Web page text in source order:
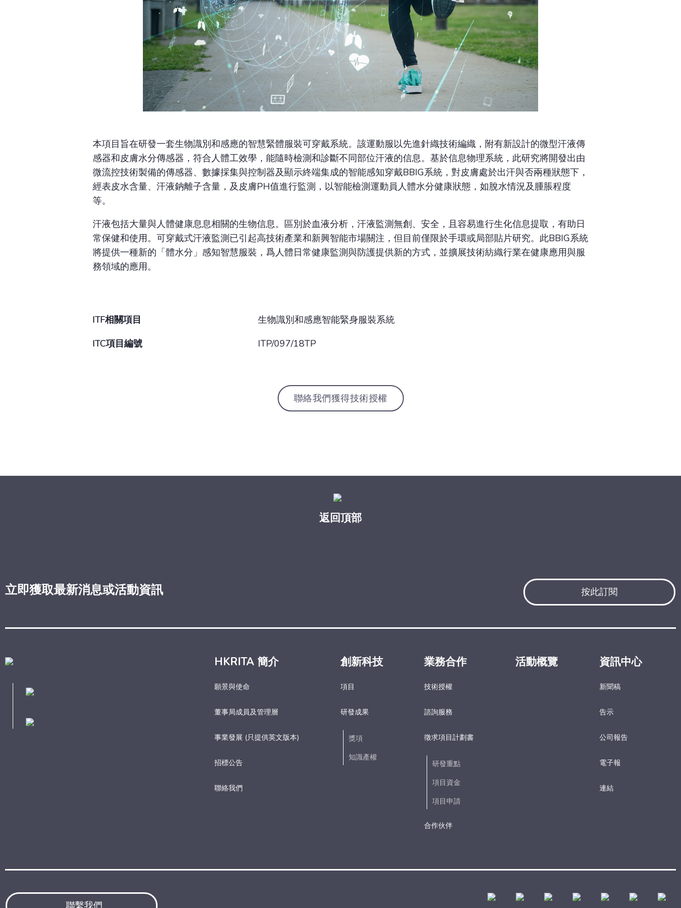
本項目旨在研發一套生物識別和感應的智慧緊體服裝可穿戴系統。該運動服以先進針織技術編織，附有新設計的微型汗液傳
感器和皮膚水分傳感器，符合人體工效學，能隨時檢測和診斷不同部位汗液的信息。基於信息物理系統，此研究將開發出由
微流控技術製備的傳感器、數據採集與控制器及顯示終端集成的智能感知穿戴BBIG系統，對皮膚處於出汗與否兩種狀態下，
經表皮水含量、汗液鈉離子含量，及皮膚PH值進行監測，以智能檢測運動員人體水分健康狀態，如脫水情況及腫脹程度
等。
汗液包括大量與人體健康息息相關的生物信息。區別於血液分析，汗液監測無創、安全，且容易進行生化信息提取，有助日
常保健和使用。可穿戴式汗液監測已引起高技術產業和新興智能市場關注，但目前僅限於手環或局部貼片研究。此BBIG系統
將提供一種新的「體水分」感知智慧服裝，爲人體日常健康監測與防護提供新的方式，並擴展技術紡織行業在健康應用與服
務領域的應用。
ITF相關項目
生物識別和感應智能緊身服裝系統
ITC項目編號
ITP/097/18TP
聯絡我們獲得技術授權
返回頂部
立即獲取最新消息或活動資訊 按此訂閱
HKRITA 簡介
願景與使命
董事局成員及管理層
事業發展 (只提供英文版本)
招標公告
聯絡我們
創新科技
項目
研發成果
獎項
知識產權
業務合作
技術授權
諮詢服務
徵求項目計劃書
研發重點​
項目資金​
項目申請​
合作伙伴
活動概覽 資訊中心
新聞稿
告示
公司報告
電子報​
連結
聯繫我們